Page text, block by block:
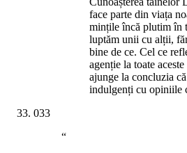
face parte din viața
mințile încă plutim în
luptăm unii cu alții,
bine de ce. Cel ce
agenție la toate
ajunge la concluzia
indulgenți cu opiniile
033
“